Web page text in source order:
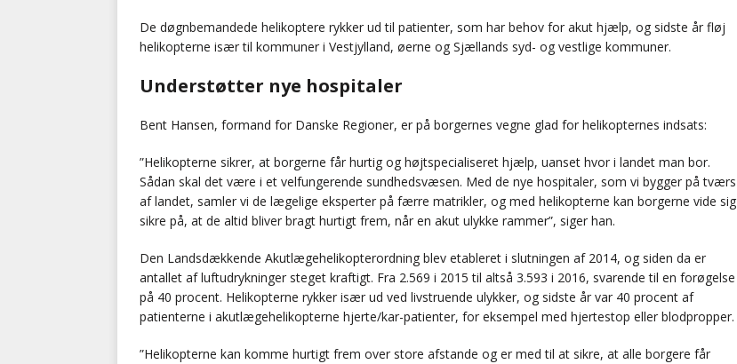
De døgnbemandede helikoptere rykker ud til patienter, som har behov for akut hjælp, og sidste år fløj
helikopterne især til kommuner i Vestjylland, øerne og Sjællands syd- og vestlige kommuner.
Understøtter nye hospitaler
Bent Hansen, formand for Danske Regioner, er på borgernes vegne glad for helikopternes indsats:
”Helikopterne sikrer, at borgerne får hurtig og højtspecialiseret hjælp, uanset hvor i landet man bor.
Sådan skal det være i et velfungerende sundhedsvæsen. Med de nye hospitaler, som vi bygger på tværs
af landet, samler vi de lægelige eksperter på færre matrikler, og med helikopterne kan borgerne vide sig
sikre på, at de altid bliver bragt hurtigt frem, når en akut ulykke rammer”, siger han.
Den Landsdækkende Akutlægehelikopterordning blev etableret i slutningen af 2014, og siden da er
antallet af luftudrykninger steget kraftigt. Fra 2.569 i 2015 til altså 3.593 i 2016, svarende til en forøgelse
på 40 procent. Helikopterne rykker især ud ved livstruende ulykker, og sidste år var 40 procent af
patienterne i akutlægehelikopterne hjerte/kar-patienter, for eksempel med hjertestop eller blodpropper.
”Helikopterne kan komme hurtigt frem over store afstande og er med til at sikre, at alle borgere får